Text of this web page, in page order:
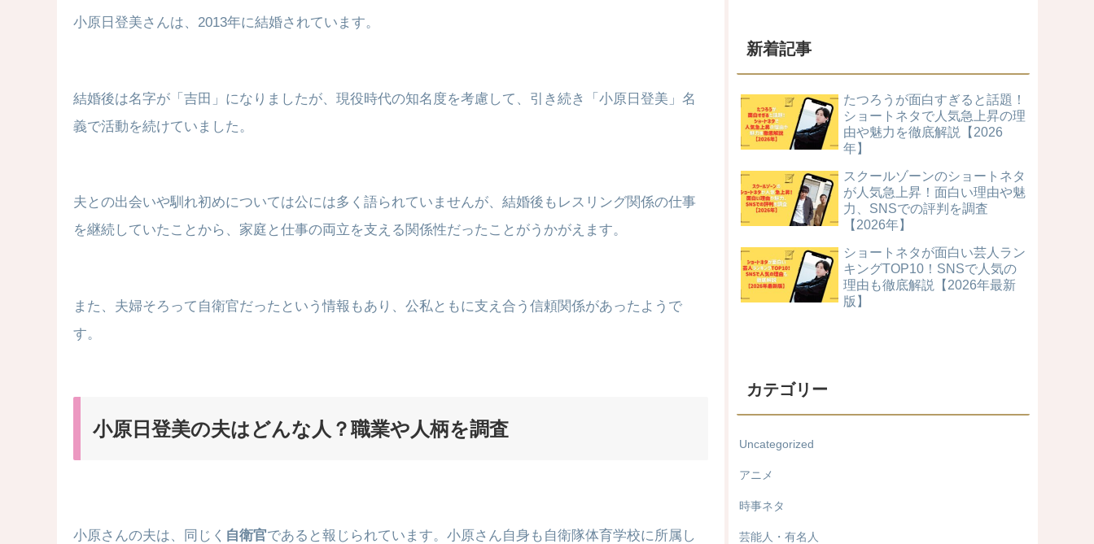
小原日登美さんは、2013年に結婚されています。
結婚後は名字が「吉田」になりましたが、現役時代の知名度を考慮して、引き続き「小原日登美」名
義で活動を続けていました。
夫との出会いや馴れ初めについては公には多く語られていませんが、結婚後もレスリング関係の仕事
を継続していたことから、家庭と仕事の両立を支える関係性だったことがうかがえます。
また、夫婦そろって自衛官だったという情報もあり、公私ともに支え合う信頼関係があったようで
す。
小原日登美の夫はどんな人？職業や人柄を調査
小原さんの夫は、同じく 自衛官であると報じられています。小原さん自身も自衛隊体育学校に所属し
新着記事
たつろうが面白すぎると話題！
ショートネタで人気急上昇の理
由や魅力を徹底解説【2026
年】
スクールゾーンのショートネタ
が人気急上昇！面白い理由や魅
力、SNSでの評判を調査
【2026年】
ショートネタが面白い芸人ラン
キングTOP10！SNSで人気の
理由も徹底解説【2026年最新
版】
カテゴリー
Uncategorized
アニメ
時事ネタ
芸能人・有名人